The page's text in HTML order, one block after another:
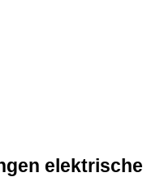
elektrische